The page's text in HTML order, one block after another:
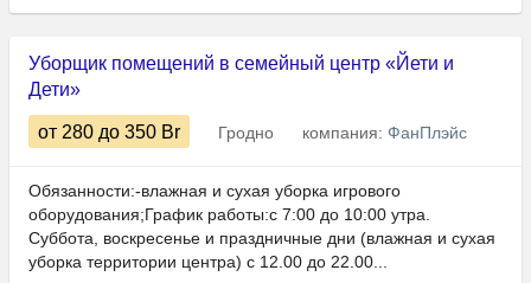
Уборщик помещений в семейный центр «Йети и
Дети»
от 280 до 350 Br Гродно компания: ФанПлэйс
Обязанности:-влажная и сухая уборка игрового
оборудования;График работы:с 7:00 до 10:00 утра.
Суббота, воскресенье и праздничные дни (влажная и сухая
уборка территории центра) с 12.00 до 22.00...